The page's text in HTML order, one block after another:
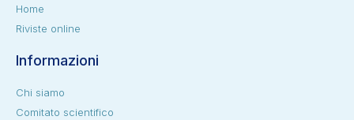
Home
Riviste online
Informazioni
Chi siamo
Comitato scientifico